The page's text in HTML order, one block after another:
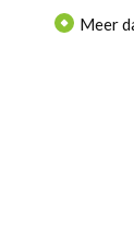
Meer